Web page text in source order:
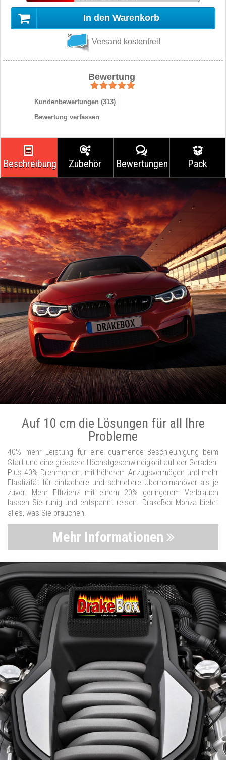
In den Warenkorb
Versand kostenfrei!
Bewertung
Kundenbewertungen (313)
Bewertung verfassen
Beschreibung Zubehör Bewertungen Pack
Auf 10 cm die Lösungen für all Ihre
Probleme
40% mehr Leistung für eine qualmende Beschleunigung beim
Start und eine grössere Höchstgeschwindigkeit auf der Geraden.
Plus 40% Drehmoment mit höherem Anzugsvermögen und mehr
Elastizität für einfachere und schnellere Überholmanöver als je
zuvor. Mehr Effizienz mit einem 20% geringerem Verbrauch
lassen Sie ruhig und entspannt reisen. DrakeBox Monza bietet
alles, was Sie brauchen.
Mehr Informationen